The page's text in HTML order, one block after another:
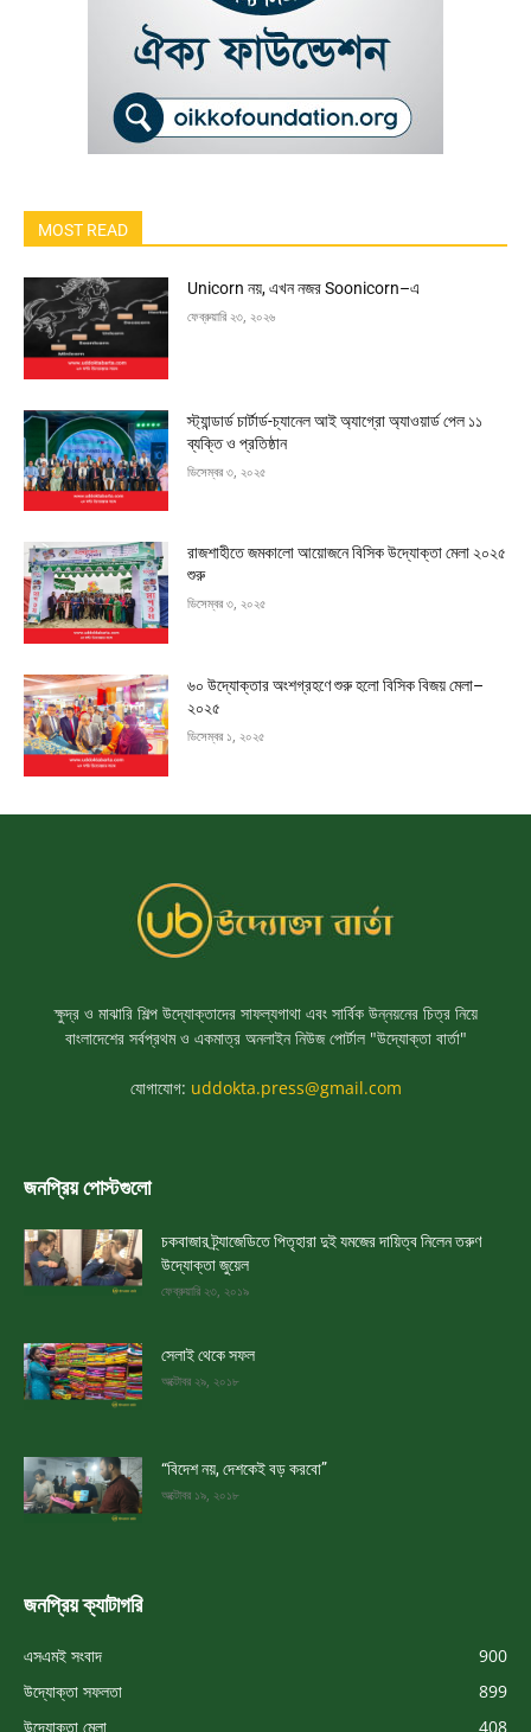
MOST READ
Unicorn নয়, এখন নজর Soonicorn–এ
ফেব্রুয়ারি ২৩, ২০২৬
স্ট্যান্ডার্ড চার্টার্ড-চ্যানেল আই অ্যাগ্রো অ্যাওয়ার্ড পেল ১১
ব্যক্তি ও প্রতিষ্ঠান
ডিসেম্বর ৩, ২০২৫
রাজশাহীতে জমকালো আয়োজনে বিসিক উদ্যোক্তা মেলা ২০২৫
শুরু
ডিসেম্বর ৩, ২০২৫
৬০ উদ্যোক্তার অংশগ্রহণে শুরু হলো বিসিক বিজয় মেলা–
২০২৫
ডিসেম্বর ১, ২০২৫
ক্ষুদ্র ও মাঝারি শিল্প উদ্যোক্তাদের সাফল্যগাথা এবং সার্বিক উন্নয়নের চিত্র নিয়ে
বাংলাদেশের সর্বপ্রথম ও একমাত্র অনলাইন নিউজ পোর্টাল "উদ্যোক্তা বার্তা"
যোগাযোগ: uddokta.press@gmail.com
জনপ্রিয় পোস্টগুলো
চকবাজার ট্র্যাজেডিতে পিতৃহারা দুই যমজের দায়িত্ব নিলেন তরুণ
উদ্যোক্তা জুয়েল
ফেব্রুয়ারি ২৩, ২০১৯
সেলাই থেকে সফল
অক্টোবর ২৯, ২০১৮
“বিদেশ নয়, দেশকেই বড় করবো”
অক্টোবর ১৯, ২০১৮
জনপ্রিয় ক্যাটাগরি
এসএমই সংবাদ
900
উদ্যোক্তা সফলতা
899
উদ্যোক্তা মেলা
408